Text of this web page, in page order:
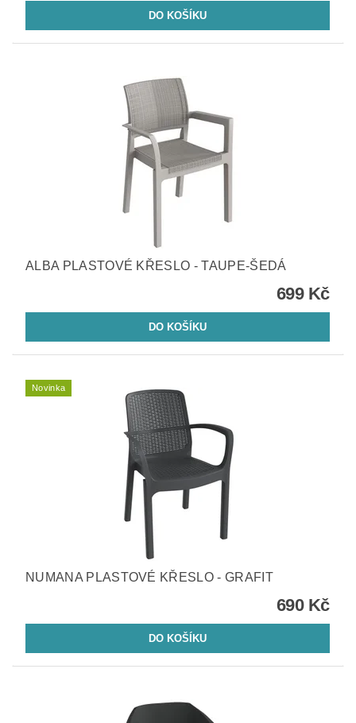
ALBA PLASTOVÉ KŘESLO - TAUPE-ŠEDÁ
699 Kč
Novinka
NUMANA PLASTOVÉ KŘESLO - GRAFIT
690 Kč